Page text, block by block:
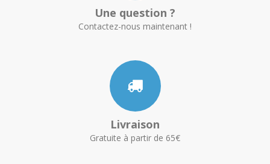
Une question ?
Contactez-nous maintenant !
Livraison
Gratuite à partir de 65€